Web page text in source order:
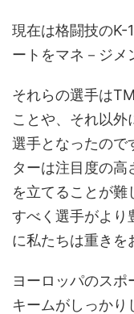
現在は格闘技のK-
ートをマネ－ジメ
それらの選手は
ことや、それ以外
選手となったので
ターは注目度の
を立てることが難
すべく選手がより
に私たちは重きを
ヨーロッパのスポ
キームがしっかり